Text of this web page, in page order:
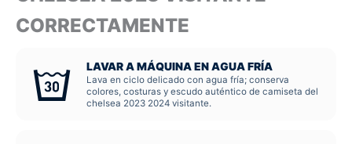
CORRECTAMENTE
LAVAR A MÁQUINA EN AGUA FRÍA
Lava en ciclo delicado con agua fría; conserva
colores, costuras y escudo auténtico de camiseta del
chelsea 2023 2024 visitante.